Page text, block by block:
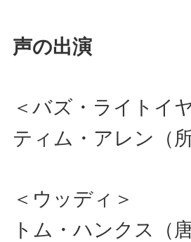
声の出演
＜バズ・ライトイ
ティム・アレン（
＜ウッディ＞
トム・ハンクス（